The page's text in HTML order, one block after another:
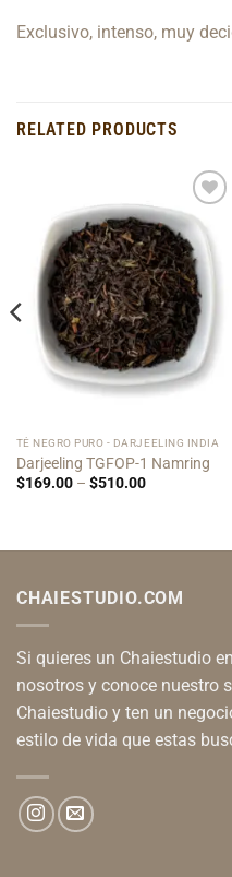
Exclusivo, intenso, muy
RELATED PRODUCTS
Add to
Wishlist
TÉ NEGRO PURO - DARJEELING INDIA
Darjeeling TGFOP-1 Namring
$169.00 – $510.00Price
CHAIESTUDIO.COM
Si quieres un Chaiestudio
nosotros y conoce nuestro
Chaiestudio y ten un
estilo de vida que estas